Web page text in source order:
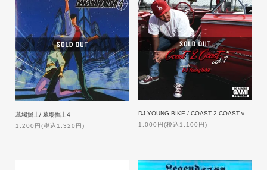
墓場掘士/ 墓場掘士4
1,200円(税込1,320円)
1,000円(税込1,100円)